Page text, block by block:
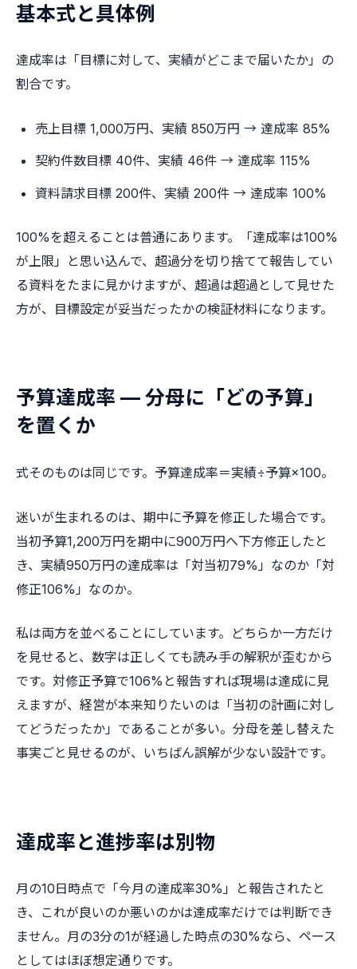
基本式と具体例
達成率は「目標に対して、実績がどこまで届いたか」の
割合です。
売上目標 1,000万円、実績 850万円 → 達成率 85%
契約件数目標 40件、実績 46件 → 達成率 115%
資料請求目標 200件、実績 200件 → 達成率 100%
100%を超えることは普通にあります。「達成率は100%
が上限」と思い込んで、超過分を切り捨てて報告してい
る資料をたまに見かけますが、超過は超過として見せた
方が、目標設定が妥当だったかの検証材料になります。
予算達成率 — 分母に「どの予算」
を置くか
式そのものは同じです。予算達成率＝実績÷予算×100。
迷いが生まれるのは、期中に予算を修正した場合です。
当初予算1,200万円を期中に900万円へ下方修正したと
き、実績950万円の達成率は「対当初79%」なのか「対
修正106%」なのか。
私は両方を並べることにしています。どちらか一方だけ
を見せると、数字は正しくても読み手の解釈が歪むから
です。対修正予算で106%と報告すれば現場は達成に見
えますが、経営が本来知りたいのは「当初の計画に対し
てどうだったか」であることが多い。分母を差し替えた
事実ごと見せるのが、いちばん誤解が少ない設計です。
達成率と進捗率は別物
月の10日時点で「今月の達成率30%」と報告されたと
き、これが良いのか悪いのかは達成率だけでは判断でき
ません。月の3分の1が経過した時点の30%なら、ペース
としてはほぼ想定通りです。